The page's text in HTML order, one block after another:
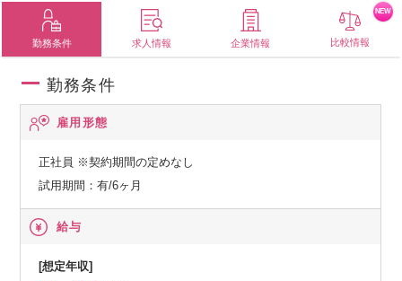
勤務条件 求人情報 企業情報 比較情報
NEW
勤務条件
雇用形態
正社員 ※契約期間の定めなし
試用期間：有/6ヶ月
給与
[想定年収]